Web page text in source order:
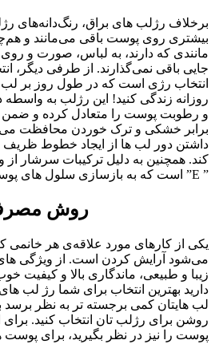
برخلاف رژلب های براق، رنگ‌دانه‌های
بیشتری روی پوست باقی می‌مانند و
مانندی که دارند، به لباس، صورت و
جایی باقی نمی‌گذارند. از طرفی دیگر،
انتخاب رژی است که در طول روز بر لب
روزانه زندگی کنید! این رژلب به
و رطوبت پوست را متعادل کرده و ضمن
برابر خشکی و ترک خوردن محافظت می
داشتن دور لب ها از ایجاد خطوط
” E” است که به بازسازی سلول های پوست لب کمک می کند.
روش
یکی از کارهای مورد علاقه‌ی هر خانمی
می‌شود آرایش کردن است. از ویژگی
زیبا و طبیعی، ماندگاری بالا و کیفیت
دارید بهترین انتخاب برای شما رژ لب
لب هایتان کمی برجسته تر به نظر برسد
روشن برای رژلب تان انتخاب کنید. برای
پوست را نیز در نظر بگیرید، برای